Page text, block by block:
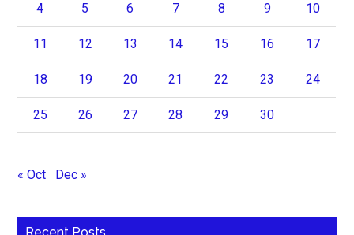
4 5 6 7 8 9 10
11 12 13 14 15 16 17
18 19 20 21 22 23 24
25 26 27 28 29 30
« Oct Dec »